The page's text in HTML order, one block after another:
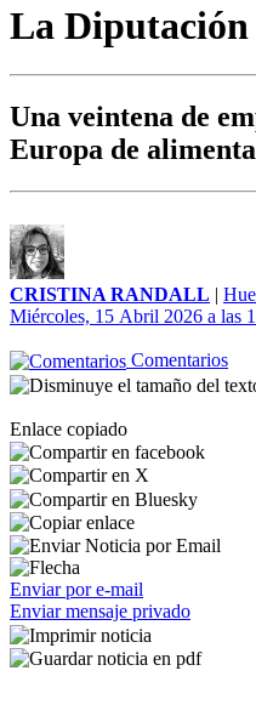
La Diputación
Una veintena de
Europa de
CRISTINA RANDALL |
Miércoles, 15 Abril 2026 a las
Comentarios
Enlace copiado
Enviar por e-mail
Enviar mensaje privado